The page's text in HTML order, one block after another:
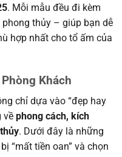
. Mỗi mẫu đều đi kèm
thủy – giúp bạn dễ
hợp nhất cho tổ ấm của
Khách
chỉ dựa vào “đẹp hay
về phong cách, kích
. Dưới đây là những
“mất tiền oan” và chọn